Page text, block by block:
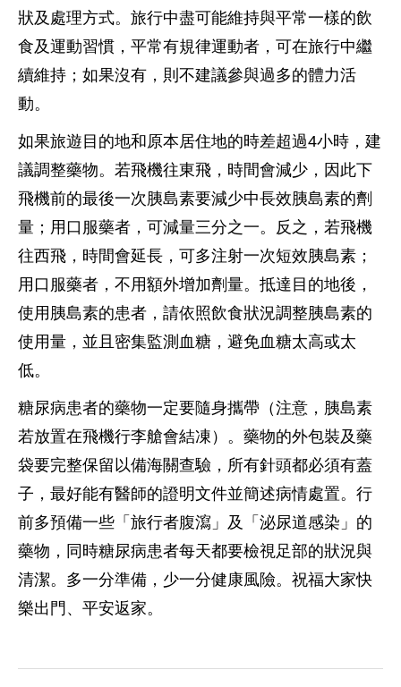
狀及處理方式。旅行中盡可能維持與平常一樣的飲
食及運動習慣，平常有規律運動者，可在旅行中繼
續維持；如果沒有，則不建議參與過多的體力活
動。
如果旅遊目的地和原本居住地的時差超過4小時，建
議調整藥物。若飛機往東飛，時間會減少，因此下
飛機前的最後一次胰島素要減少中長效胰島素的劑
量；用口服藥者，可減量三分之一。反之，若飛機
往西飛，時間會延長，可多注射一次短效胰島素；
用口服藥者，不用額外增加劑量。抵達目的地後，
使用胰島素的患者，請依照飲食狀況調整胰島素的
使用量，並且密集監測血糖，避免血糖太高或太
低。
糖尿病患者的藥物一定要隨身攜帶（注意，胰島素
若放置在飛機行李艙會結凍）。藥物的外包裝及藥
袋要完整保留以備海關查驗，所有針頭都必須有蓋
子，最好能有醫師的證明文件並簡述病情處置。行
前多預備一些「旅行者腹瀉」及「泌尿道感染」的
藥物，同時糖尿病患者每天都要檢視足部的狀況與
清潔。多一分準備，少一分健康風險。祝福大家快
樂出門、平安返家。